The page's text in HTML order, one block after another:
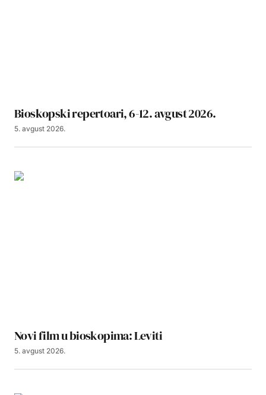
Bioskopski repertoari, 6-12. avgust 2026.
5. avgust 2026.
Novi film u bioskopima: Leviti
5. avgust 2026.